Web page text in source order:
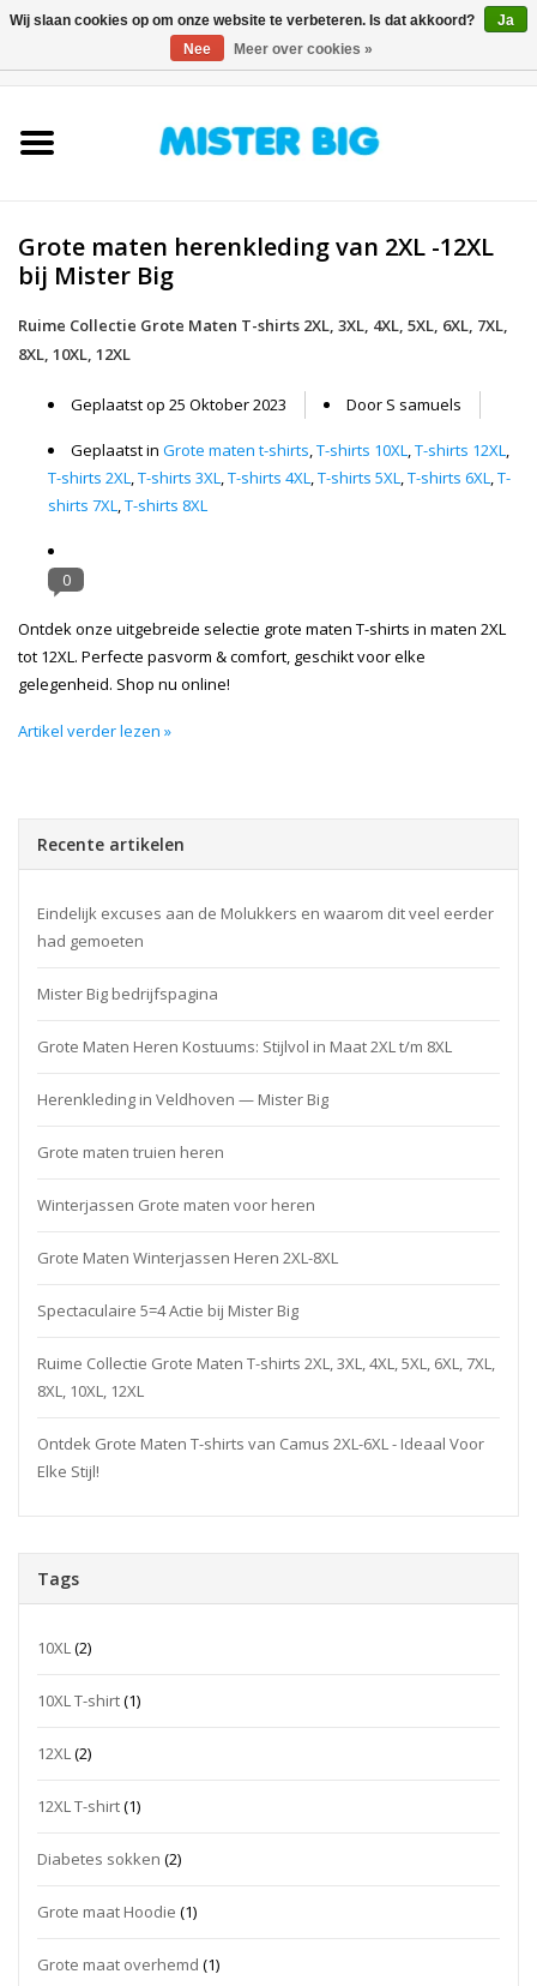
Onze Winkel
Contact
Merken
Grote maten herenkleding van 2XL -12XL
bij Mister Big
Ruime Collectie Grote Maten T-shirts 2XL, 3XL, 4XL, 5XL, 6XL, 7XL,
8XL, 10XL, 12XL
Geplaatst op 25 Oktober 2023 Door S samuels
Geplaatst in Grote maten t-shirts,T-shirts 10XL,T-shirts 12XL,
T-shirts 2XL,T-shirts 3XL,T-shirts 4XL,T-shirts 5XL,T-shirts 6XL,T-
shirts 7XL,T-shirts 8XL
0
Ontdek onze uitgebreide selectie grote maten T-shirts in maten 2XL
tot 12XL. Perfecte pasvorm & comfort, geschikt voor elke
gelegenheid. Shop nu online!
Artikel verder lezen »
Recente artikelen
Eindelijk excuses aan de Molukkers en waarom dit veel eerder
had gemoeten
Mister Big bedrijfspagina
Grote Maten Heren Kostuums: Stijlvol in Maat 2XL t/m 8XL
Herenkleding in Veldhoven — Mister Big
Grote maten truien heren
Winterjassen Grote maten voor heren
Grote Maten Winterjassen Heren 2XL-8XL
Spectaculaire 5=4 Actie bij Mister Big
Ruime Collectie Grote Maten T-shirts 2XL, 3XL, 4XL, 5XL, 6XL, 7XL,
8XL, 10XL, 12XL
Ontdek Grote Maten T-shirts van Camus 2XL-6XL - Ideaal Voor
Elke Stijl!
Tags
10XL(2)
10XL T-shirt(1)
12XL(2)
12XL T-shirt(1)
Diabetes sokken (2)
Grote maat Hoodie (1)
Grote maat overhemd (1)
Wij slaan cookies op om onze website te verbeteren. Is dat akkoord?
Ja
Nee
Meer over cookies »